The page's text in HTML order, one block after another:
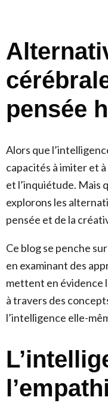
pensée
Alors que
capacités à imiter et
et l’inquiétude. Mais
explorons les
pensée et de la
Ce blog se penche
en examinant des
mettent en évidence
à travers des
l’intelligence elle-